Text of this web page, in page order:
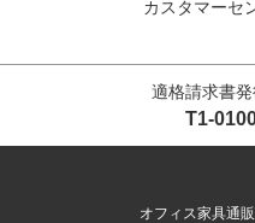
カスタマーセ
適格請求書
T1-
オフィス家具通